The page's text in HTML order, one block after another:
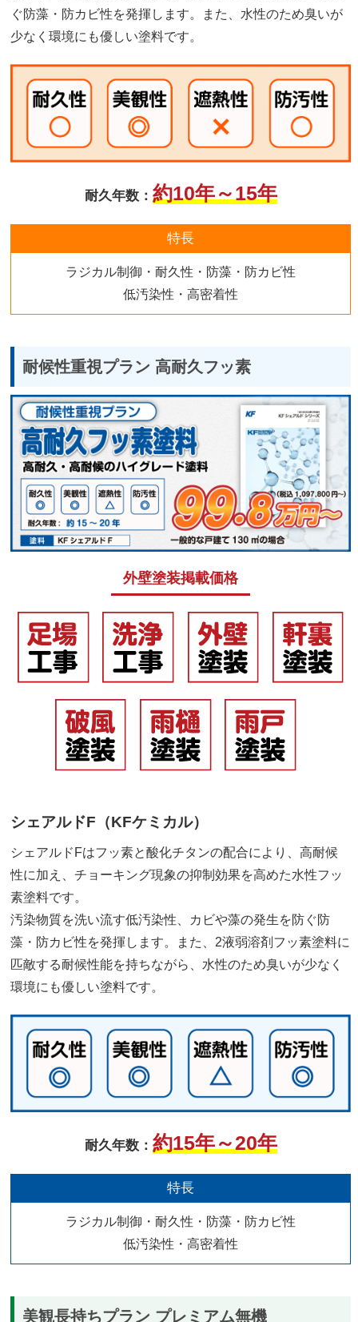
ぐ防藻・防カビ性を発揮します。また、水性のため臭いが
少なく環境にも優しい塗料です。
耐久年数： 約10年～15年
特長
ラジカル制御・耐久性・防藻・防カビ性
低汚染性・高密着性
耐候性重視プラン 高耐久フッ素
外壁塗装掲載価格
シェアルドF（KFケミカル）
シェアルドFはフッ素と酸化チタンの配合により、高耐候
性に加え、チョーキング現象の抑制効果を高めた水性フッ
素塗料です。
汚染物質を洗い流す低汚染性、カビや藻の発生を防ぐ防
藻・防カビ性を発揮します。また、2液弱溶剤フッ素塗料に
匹敵する耐候性能を持ちながら、水性のため臭いが少なく
環境にも優しい塗料です。
耐久年数： 約15年～20年
特長
ラジカル制御・耐久性・防藻・防カビ性
低汚染性・高密着性
美観長持ちプラン プレミアム無機